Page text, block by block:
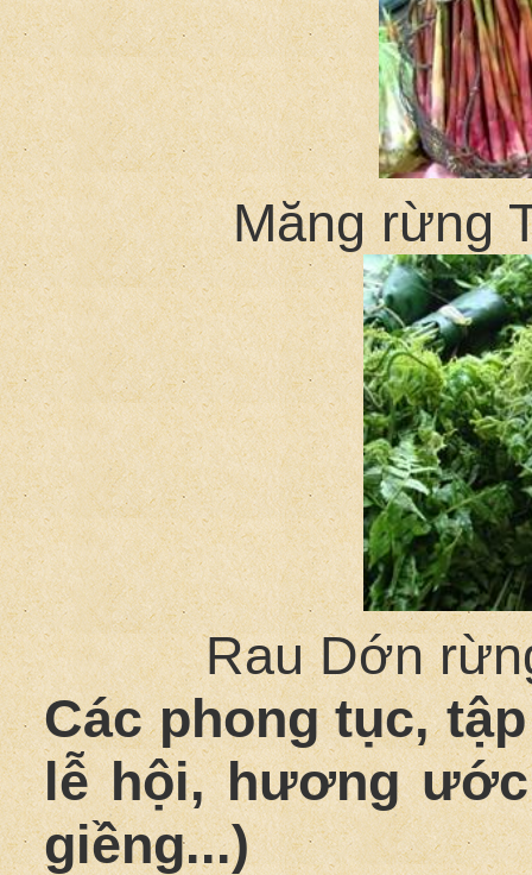
Măng rừng
Rau Dớn
Các phong tục,
lễ hội, hương
giềng...)